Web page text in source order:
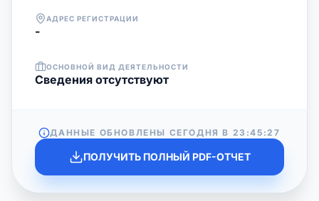
АДРЕС РЕГИСТРАЦИИ
-
ОСНОВНОЙ ВИД ДЕЯТЕЛЬНОСТИ
Cведения отсутствуют
ДАННЫЕ ОБНОВЛЕНЫ СЕГОДНЯ В 23:45:27
ПОЛУЧИТЬ ПОЛНЫЙ PDF-ОТЧЕТ